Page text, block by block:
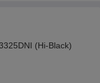
(Hi-Black)